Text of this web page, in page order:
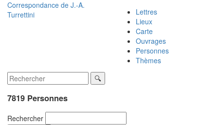
Correspondance de J.-A.
Turrettini
Lettres
Lieux
Carte
Ouvrages
Personnes
Thèmes
7819 Personnes
Rechercher